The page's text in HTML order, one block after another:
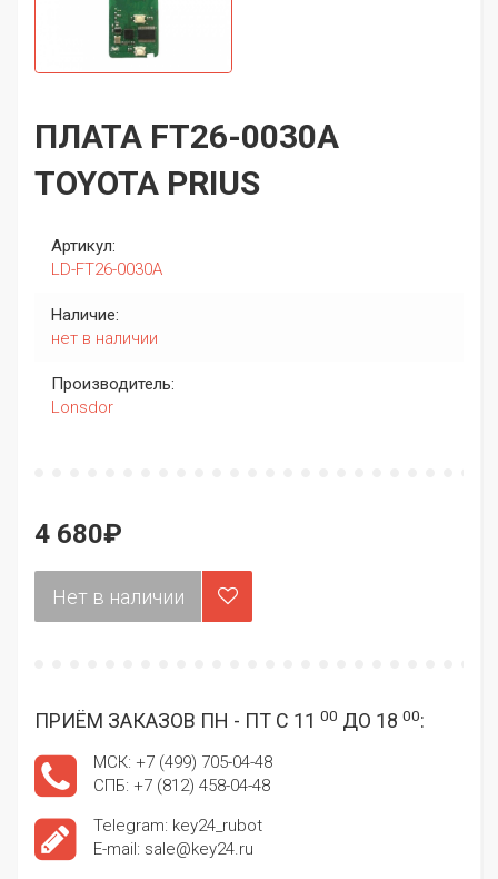
ПЛАТА FT26-0030A
TOYOTA PRIUS
Артикул:
LD-FT26-0030A
Наличие:
нет в наличии
Производитель:
Lonsdor
4 680₽
ПРИЁМ ЗАКАЗОВ ПН - ПТ С 11 00 ДО 18 00:
МСК: +7 (499) 705-04-48
СПБ: +7 (812) 458-04-48
Telegram: key24_rubot
E-mail: sale@key24.ru